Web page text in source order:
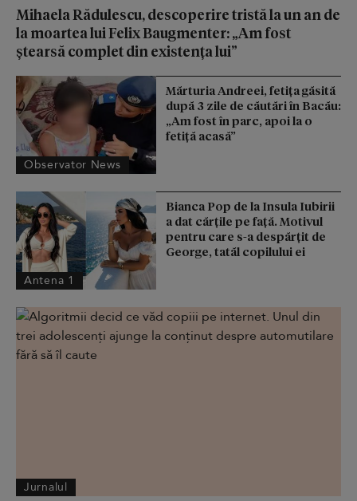
Mihaela Rădulescu, descoperire tristă la un an de
la moartea lui Felix Baugmenter: „Am fost
ștearsă complet din existența lui”
Observator News
Mărturia Andreei, fetiţa găsită
după 3 zile de căutări în Bacău:
„Am fost în parc, apoi la o
fetiţă acasă”
Antena 1
Bianca Pop de la Insula Iubirii
a dat cărțile pe față. Motivul
pentru care s-a despărțit de
George, tatăl copilului ei
Jurnalul